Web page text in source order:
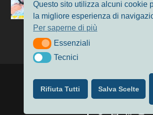
9 Lug 2026
Nuoto
| Alimentato
Nuoto
MasterS Podcast Il Nuoto in Cifre
Privacy & Cookie Policy
Questo sito utilizza alcuni cookie
la migliore esperienza di
Per saperne di più
EssenzialiEssenziali
TecniciTecnici
Rifiuta Tutti Salva Scelte